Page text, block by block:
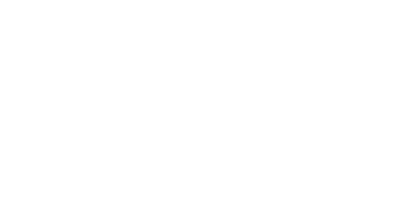
Shit Ov God» — “Não é um título